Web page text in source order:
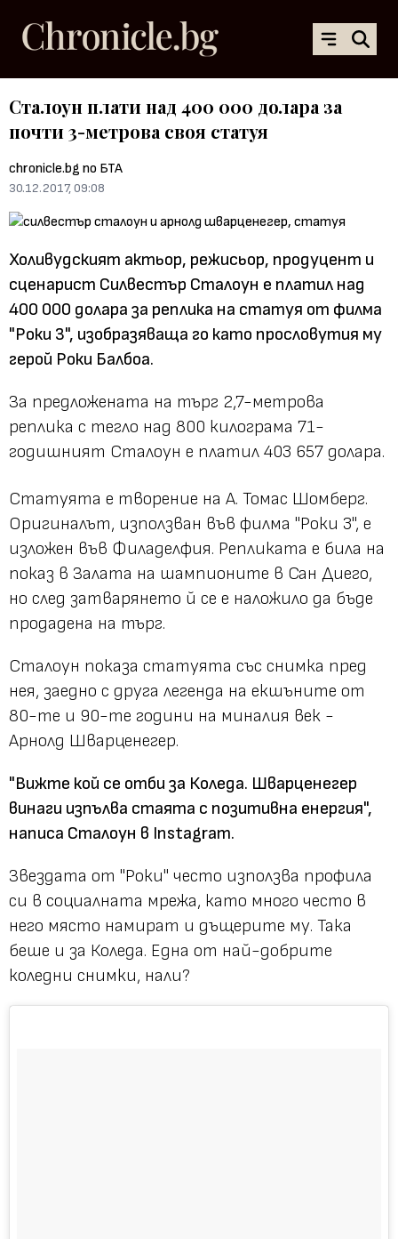
Сталоун плати над 400 000 долара за
почти 3-метрова своя статуя
chronicle.bg по БТА
30.12.2017, 09:08
Холивудският актьор, режисьор, продуцент и
сценарист Силвестър Сталоун е платил над
400 000 долара за реплика на статуя от филма
"Роки 3", изобразяваща го като прословутия му
герой Роки Балбоа.
За предложената на търг 2,7-метрова
реплика с тегло над 800 килограма 71-
годишният Сталоун е платил 403 657 долара.
Статуята е творение на А. Томас Шомберг.
Оригиналът, използван във филма "Роки 3", е
изложен във Филаделфия. Репликата е била на
показ в Залата на шампионите в Сан Диего,
но след затварянето й се е наложило да бъде
продадена на търг.
Сталоун показа статуята със снимка пред
нея, заедно с друга легенда на екшъните от
80-те и 90-те години на миналия век -
Арнолд Шварценегер.
"Вижте кой се отби за Коледа. Шварценегер
винаги изпълва стаята с позитивна енергия",
написа Сталоун в Instagram.
Звездата от "Роки" често използва профила
си в социалната мрежа, като много често в
него място намират и дъщерите му. Така
беше и за Коледа. Една от най-добрите
коледни снимки, нали?